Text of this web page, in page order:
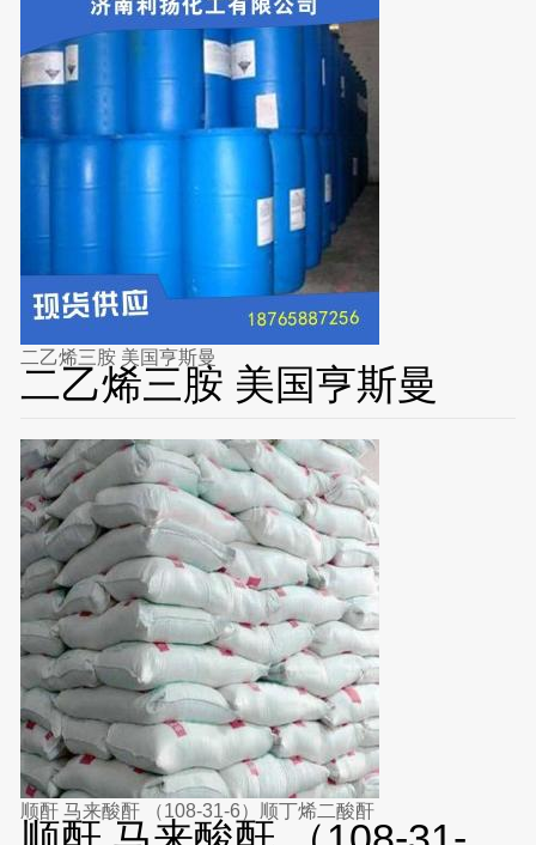
二乙烯三胺 美国亨斯曼
二乙烯三胺 美国亨斯曼
顺酐 马来酸酐 （108-31-6）顺丁烯二酸酐